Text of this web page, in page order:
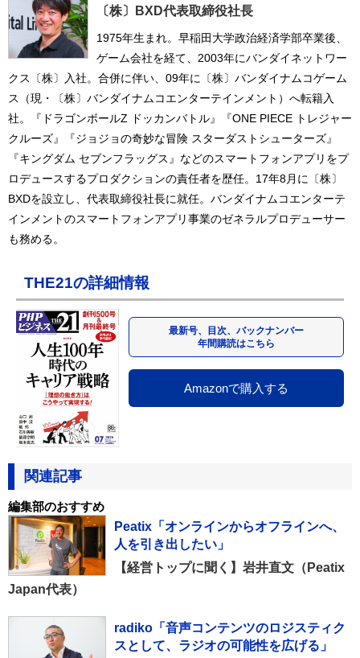
〔株〕BXD代表取締役社長
1975年生まれ。早稲田大学政治経済学部卒業後、
ゲーム会社を経て、2003年にバンダイネットワー
クス〔株〕入社。合併に伴い、09年に〔株〕バンダイナムコゲーム
ス（現・〔株〕バンダイナムコエンターテインメント）へ転籍入
社。『ドラゴンボールZ ドッカンバトル』『ONE PIECE トレジャー
クルーズ』『ジョジョの奇妙な冒険 スターダストシューターズ』
『キングダム セブンフラッグス』などのスマートフォンアプリをプ
ロデュースするプロダクションの責任者を歴任。17年8月に〔株〕
BXDを設立し、代表取締役社長に就任。バンダイナムコエンターテ
インメントのスマートフォンアプリ事業のゼネラルプロデューサー
も務める。
THE21の詳細情報
最新号、目次、バックナンバー
年間購読はこちら
Amazonで購入する
関連記事
編集部のおすすめ
Peatix「オンラインからオフラインへ、
人を引き出したい」
【経営トップに聞く】岩井直文（Peatix
Japan代表）
radiko「音声コンテンツのロジスティク
スとして、ラジオの可能性を広げる」